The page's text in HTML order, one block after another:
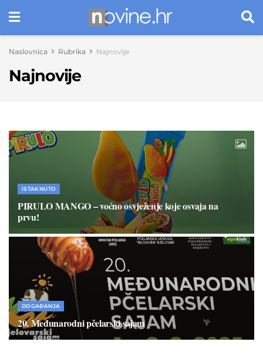
Naslovnica Rubrika Najnovije
Najnovije
ISTAKNUTO
PIRULO MANGO – voćno osvježenje koje osvaja na
prvu!
28. TRAVNJA 2025.
DOGAĐANJA
20. Međunarodni pčelarski sajam